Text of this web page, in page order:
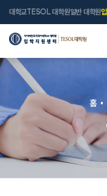
대학교TESOL 대학원일반 대학원
홈